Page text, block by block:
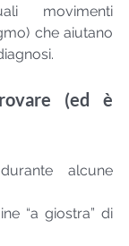
movimenti
che aiutano
(ed è
alcune
“a giostra” di